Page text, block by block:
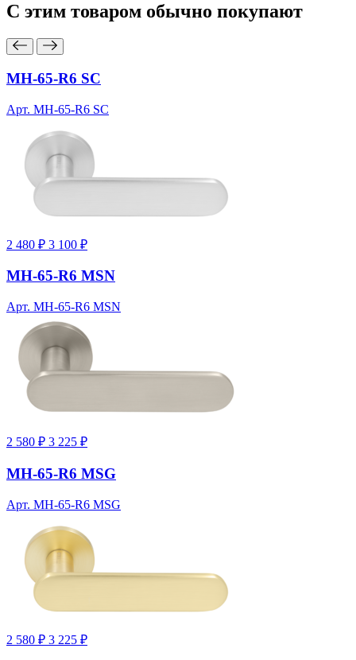
С этим товаром обычно покупают
MH-65-R6 SC
Арт. MH-65-R6 SC
2 480 ₽ 3 100 ₽
MH-65-R6 MSN
Арт. MH-65-R6 MSN
2 580 ₽ 3 225 ₽
MH-65-R6 MSG
Арт. MH-65-R6 MSG
2 580 ₽ 3 225 ₽